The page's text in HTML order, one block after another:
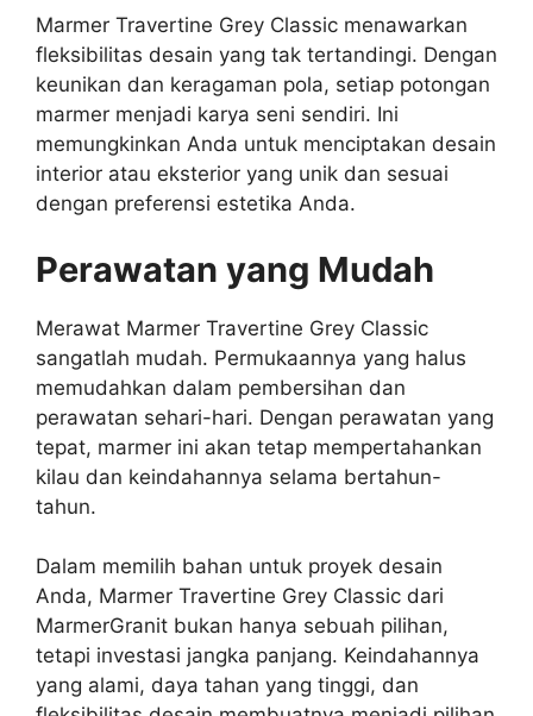
Marmer Travertine Grey Classic menawarkan
fleksibilitas desain yang tak tertandingi. Dengan
keunikan dan keragaman pola, setiap potongan
marmer menjadi karya seni sendiri. Ini
memungkinkan Anda untuk menciptakan desain
interior atau eksterior yang unik dan sesuai
dengan preferensi estetika Anda.
Perawatan yang Mudah
Merawat Marmer Travertine Grey Classic
sangatlah mudah. Permukaannya yang halus
memudahkan dalam pembersihan dan
perawatan sehari-hari. Dengan perawatan yang
tepat, marmer ini akan tetap mempertahankan
kilau dan keindahannya selama bertahun-
tahun.
Dalam memilih bahan untuk proyek desain
Anda, Marmer Travertine Grey Classic dari
MarmerGranit bukan hanya sebuah pilihan,
tetapi investasi jangka panjang. Keindahannya
yang alami, daya tahan yang tinggi, dan